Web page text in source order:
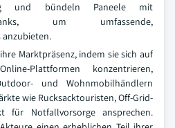
und bündeln Paneele mit
um umfassende,
Marktpräsenz, indem sie sich auf
Plattformen konzentrieren,
und Wohnmobilhändlern
wie Rucksacktouristen, Off-Grid-
für Notfallvorsorge ansprechen.